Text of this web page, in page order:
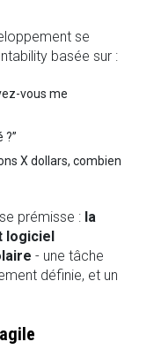
se
basée sur :
vous me
?”
X dollars, combien
prémisse : la
logiciel
- une tâche
définie, et un